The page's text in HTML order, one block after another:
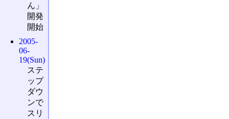
ん」
開発
開始
2005-
06-
19(Sun)
ステ
ップ
ダウ
ンで
スリ